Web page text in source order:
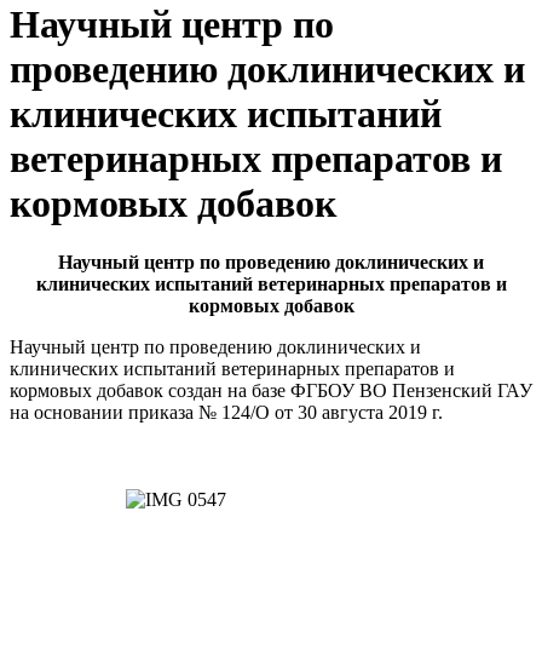
Научный центр по
проведению доклинических и
клинических испытаний
ветеринарных препаратов и
кормовых добавок
Научный центр по проведению доклинических и
клинических испытаний ветеринарных препаратов и
кормовых добавок
Научный центр по проведению доклинических и
клинических испытаний ветеринарных препаратов и
кормовых добавок создан на базе ФГБОУ ВО Пензенский ГАУ
на основании приказа № 124/О от 30 августа 2019 г.